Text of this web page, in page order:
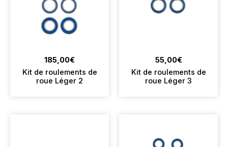
185,00€
Kit de roulements de
roue Léger 2
55,00€
Kit de roulements de
roue Léger 3